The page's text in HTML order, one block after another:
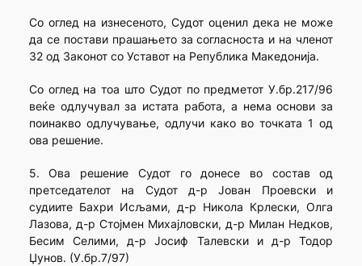
Со оглед на изнесеното, Судот оценил дека не може
да се постави прашањето за согласноста и на членот
32 од Законот со Уставот на Република Македонија.
Со оглед на тоа што Судот по предметот У.бр.217/96
веќе одлучувал за истата работа, а нема основи за
поинакво одлучување, одлучи како во точката 1 од
ова решение.
5. Ова решение Судот го донесе во состав од
претседателот на Судот д-р Јован Проевски и
судиите Бахри Исљами, д-р Никола Крлески, Олга
Лазова, д-р Стојмен Михајловски, д-р Милан Недков,
Бесим Селими, д-р Јосиф Талевски и д-р Тодор
Џунов. (У.бр.7/97)